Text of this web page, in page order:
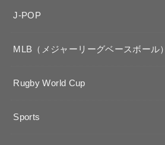
J-POP
MLB（メジャーリーグベースボール）
Rugby World Cup
Sports